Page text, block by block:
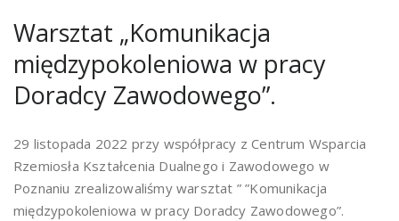
Warsztat „Komunikacja
międzypokoleniowa w pracy
Doradcy Zawodowego”.
29 listopada 2022 przy współpracy z Centrum Wsparcia
Rzemiosła Kształcenia Dualnego i Zawodowego w
Poznaniu zrealizowaliśmy warsztat ” ”Komunikacja
międzypokoleniowa w pracy Doradcy Zawodowego”.